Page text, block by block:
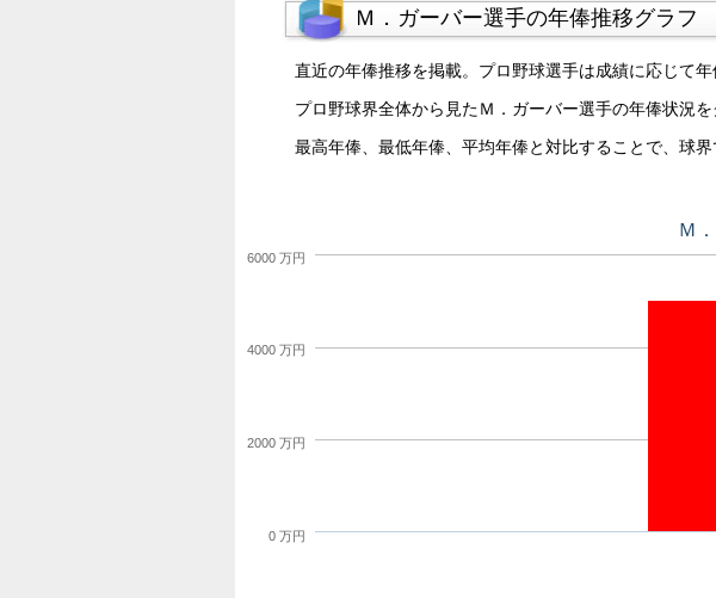
Ｍ．ガーバー選手の年俸推移グラフ
直近の年俸推移を掲載。プロ野球選手は成績に応じて年
プロ野球界全体から見たＭ．ガーバー選手の年俸状況を
最高年俸、最低年俸、平均年俸と対比することで、球
Ｍ
0 万円
2000 万円
4000 万円
6000 万円